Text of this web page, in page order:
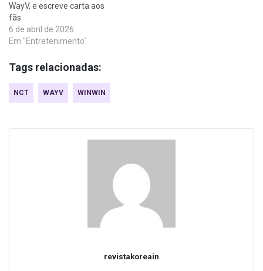
WayV, e escreve carta aos
fãs
6 de abril de 2026
Em "Entretenimento"
Tags relacionadas:
NCT WAYV WINWIN
revistakoreain